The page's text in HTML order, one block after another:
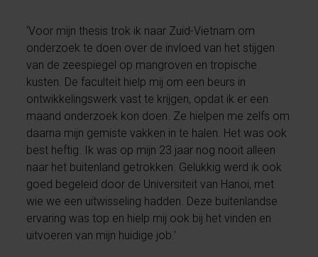
‘Voor mijn thesis trok ik naar Zuid-Vietnam om
onderzoek te doen over de invloed van het stijgen
van de zeespiegel op mangroven en tropische
kusten. De faculteit hielp mij om een beurs in
ontwikkelingswerk vast te krijgen, opdat ik er een
maand onderzoek kon doen. Ze hielpen me zelfs om
daarna mijn gemiste vakken in te halen. Het was ook
best heftig. Ik was op mijn 23 jaar nog nooit alleen
naar het buitenland getrokken. Gelukkig werd ik ook
goed begeleid door de Universiteit van Hanoi, met
wie we een uitwisseling hadden. Deze buitenlandse
ervaring was top en hielp mij ook bij het vinden en
uitvoeren van mijn huidige job.’